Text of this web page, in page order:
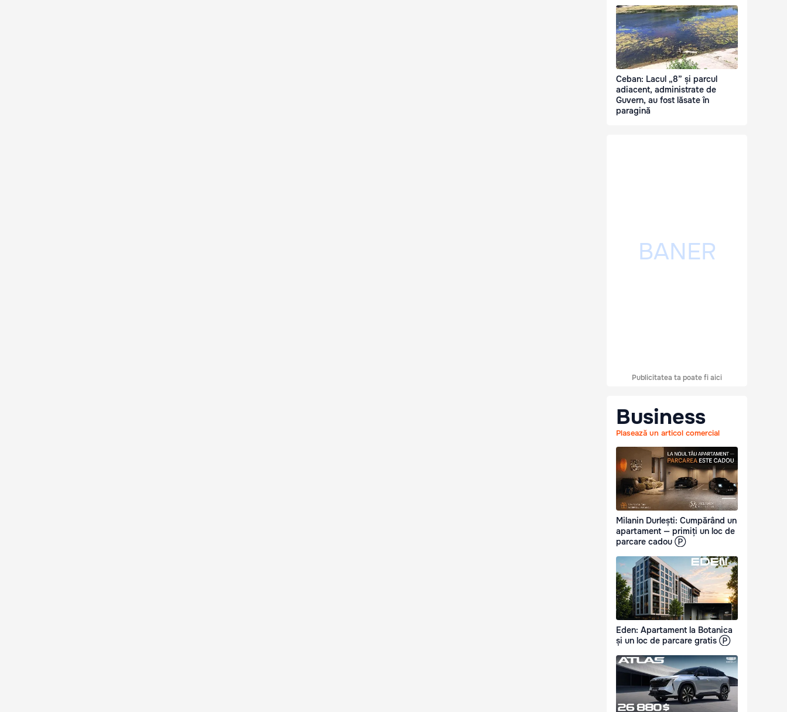
Ceban: Lacul „8” și parcul
adiacent, administrate de
Guvern, au fost lăsate în
paragină
Publicitatea ta poate fi aici
Business
Plasează un articol comercial
Milanin Durlești: Cumpărând un
apartament — primiți un loc de
parcare cadou Ⓟ
Eden: Apartament la Botanica
și un loc de parcare gratis Ⓟ